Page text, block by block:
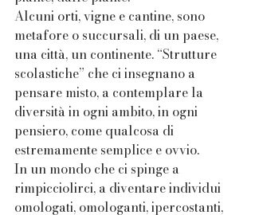
Alcuni orti, vigne e cantine, sono
metafore o succursali, di un paese,
una città, un continente. “Strutture
scolastiche” che ci insegnano a
pensare misto, a contemplare la
diversità in ogni ambito, in ogni
pensiero, come qualcosa di
estremamente semplice e ovvio.
In un mondo che ci spinge a
rimpicciolirci, a diventare individui
omologati, omologanti, ipercostanti,